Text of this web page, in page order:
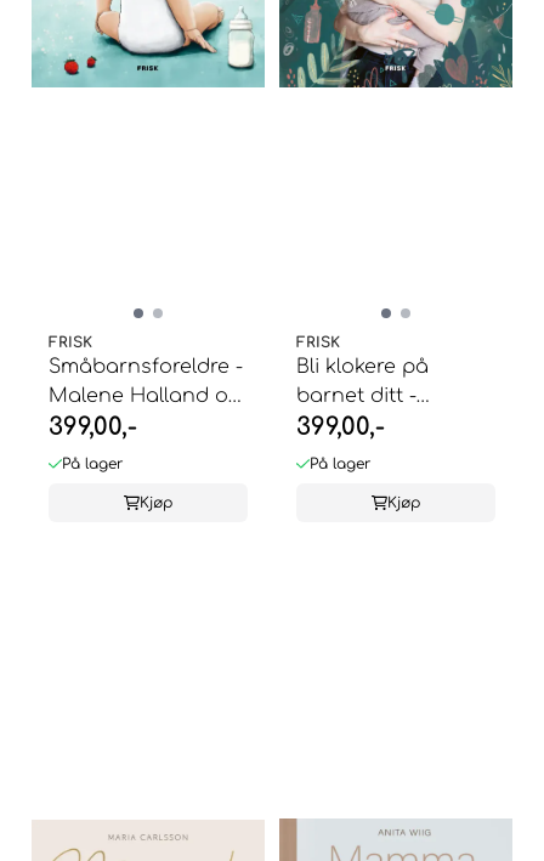
FRISK
Småbarnsforeldre -
Malene Halland og
Lars Sylta
399,00,-
På lager
Kjøp
FRISK
Bli klokere på
barnet ditt -
Charlotte Mjelde
399,00,-
På lager
Kjøp